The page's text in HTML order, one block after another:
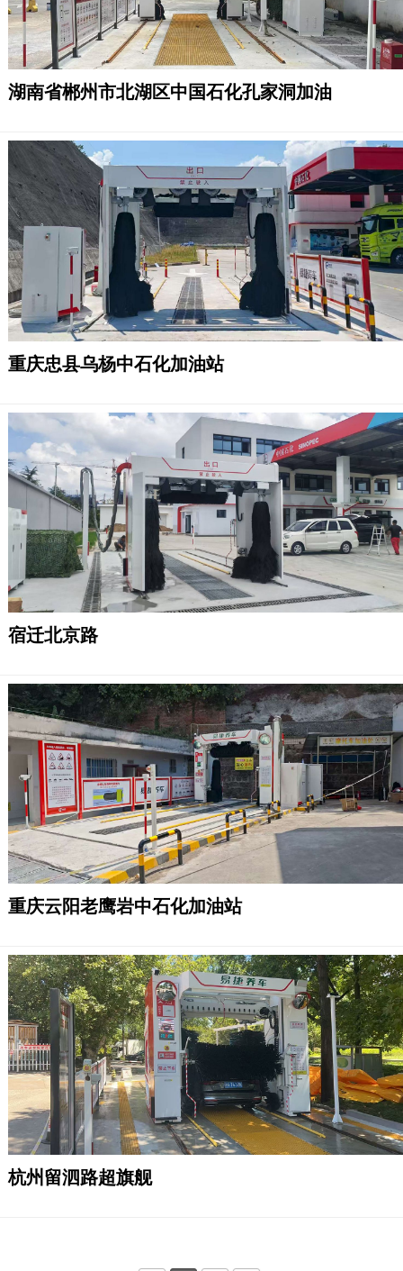
湖南省郴州市北湖区中国石化孔家洞加油
重庆忠县乌杨中石化加油站
宿迁北京路
重庆云阳老鹰岩中石化加油站
杭州留泗路超旗舰